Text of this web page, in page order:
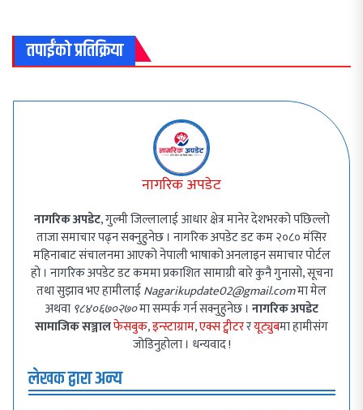
तपाईंको प्रतिक्रिया
नागरिक अपडेट
नागरिक अपडेट, गुल्मी जिल्लालाई आधार क्षेत्र मानेर देशभरको पछिल्लो
ताजा समाचार पढ्न सक्नुहुनेछ । नागरिक अपडेट डट कम २०८० मंसिर
महिनाबाट संचालनमा आएको नेपाली भाषाको अनलाइन समाचार पोर्टल
हो । नागरिक अपडेट डट कममा प्रकाशित सामाग्री बारे कुनै गुनासो, सूचना
तथा सुझाव भए हामीलाईNagarikupdate02@gmail.comमा मेल
अथवा ९८४०६७०२७०मा सम्पर्क गर्न सक्नुहुनेछ । नागरिक अपडेट
सामाजिक सञ्जालफेसबुक,इन्स्टाग्राम,एक्स ट्वीटररयूट्युबमा हामीसंग
जोडिनुहोला । धन्यवाद !
लेखक द्वारा अन्य